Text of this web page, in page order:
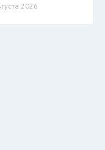
2026